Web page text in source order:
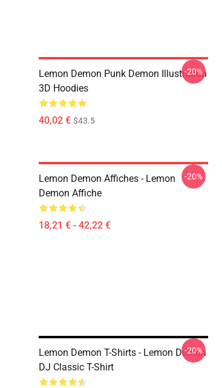
Lemon Demon Punk Demon Illustration
3D Hoodies
40,02 € $43.5
-20%
Lemon Demon Affiches - Lemon
Demon Affiche
18,21 € - 42,22 €
-20%
Lemon Demon T-Shirts - Lemon Demon
DJ Classic T-Shirt
-20%